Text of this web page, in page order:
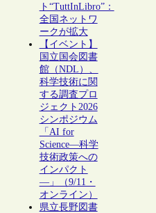
ト“TuttInLibro”：
全国ネットワ
ークが拡大
【イベント】
国立国会図書
館（NDL）、
科学技術に関
する調査プロ
ジェクト2026
シンポジウム
「AI for
Science―科学
技術政策への
インパクト
―」（9/11・
オンライン）
県立長野図書